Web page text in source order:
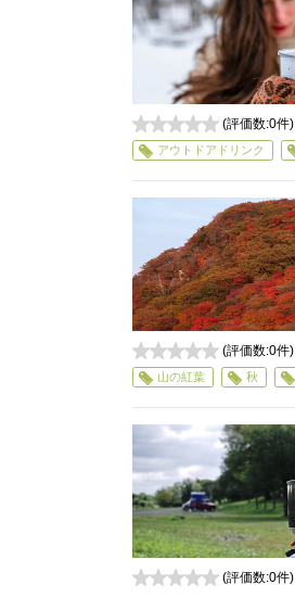
0
(評価数:0件)
アウトドアドリンク
0
(評価数:0件)
山の紅葉 秋
(評価数:0件)